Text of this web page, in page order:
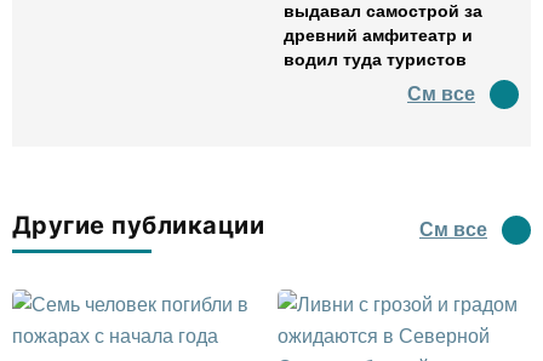
выдавал самострой за
древний амфитеатр и
водил туда туристов
См все
Другие публикации См все